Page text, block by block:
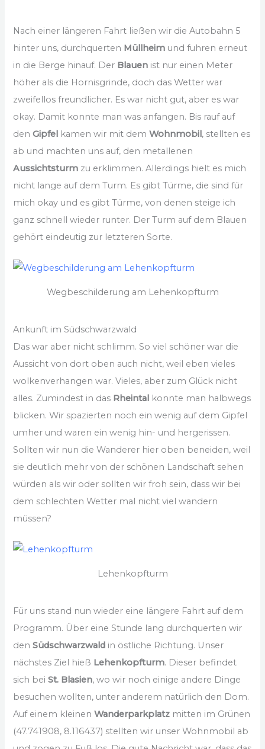
Nach einer längeren Fahrt ließen wir die Autobahn 5
hinter uns, durchquerten Müllheim und fuhren erneut
in die Berge hinauf. Der Blauen ist nur einen Meter
höher als die Hornisgrinde, doch das Wetter war
zweifellos freundlicher. Es war nicht gut, aber es war
okay. Damit konnte man was anfangen. Bis rauf auf
denGipfel kamen wir mit demWohnmobil, stellten es
ab und machten uns auf, den metallenen
Aussichtsturm zu erklimmen. Allerdings hielt es mich
nicht lange auf dem Turm. Es gibt Türme, die sind für
mich okay und es gibt Türme, von denen steige ich
ganz schnell wieder runter. Der Turm auf dem Blauen
gehört eindeutig zur letzteren Sorte.
Wegbeschilderung am Lehenkopfturm
Ankunft im Südschwarzwald
Das war aber nicht schlimm. So viel schöner war die
Aussicht von dort oben auch nicht, weil eben vieles
wolkenverhangen war. Vieles, aber zum Glück nicht
alles. Zumindest in das Rheintal konnte man halbwegs
blicken. Wir spazierten noch ein wenig auf dem Gipfel
umher und waren ein wenig hin- und hergerissen.
Sollten wir nun die Wanderer hier oben beneiden, weil
sie deutlich mehr von der schönen Landschaft sehen
würden als wir oder sollten wir froh sein, dass wir bei
dem schlechten Wetter mal nicht viel wandern
müssen?
Lehenkopfturm
Für uns stand nun wieder eine längere Fahrt auf dem
Programm. Über eine Stunde lang durchquerten wir
denSüdschwarzwald in östliche Richtung. Unser
nächstes Ziel hieß Lehenkopfturm. Dieser befindet
sich beiSt. Blasien, wo wir noch einige andere Dinge
besuchen wollten, unter anderem natürlich den Dom.
Auf einem kleinenWanderparkplatz mitten im Grünen
(47.741908, 8.116437) stellten wir unser Wohnmobil ab